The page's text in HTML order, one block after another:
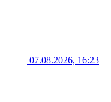
07.08.2026, 16:23